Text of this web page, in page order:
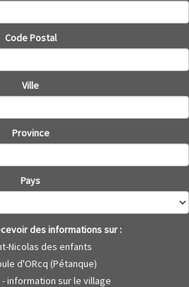
Code Postal
Ville
Province
Pays
des informations sur :
Nicolas des enfants
d'ORcq (Pétanque)
information sur le village